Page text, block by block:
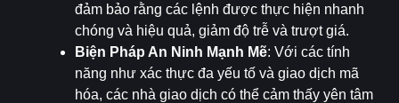
đảm bảo rằng các lệnh được thực hiện nhanh
chóng và hiệu quả, giảm độ trễ và trượt giá.
Biện Pháp An Ninh Mạnh Mẽ: Với các tính
năng như xác thực đa yếu tố và giao dịch mã
hóa, các nhà giao dịch có thể cảm thấy yên tâm